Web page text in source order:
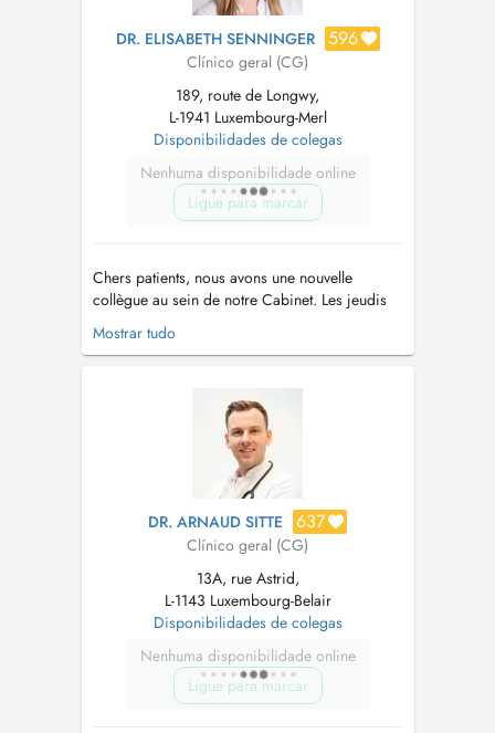
DR. ELISABETH SENNINGER 596
Clínico geral (CG)
189, route de Longwy,
L-1941 Luxembourg-Merl
Disponibilidades de colegas
Nenhuma disponibilidade online
Ligue para marcar
Chers patients, nous avons une nouvelle
collègue au sein de notre Cabinet. Les jeudis
matins, les consultations seront assurées par
Dr. Carmen Barthel. Les prises de rendez-vous
de Dr. Senninger. Dr. Barthel sera aussi
présente les lundis. Les rende...
Mostrar tudo
DR. ARNAUD SITTE 637
Clínico geral (CG)
13A, rue Astrid,
L-1143 Luxembourg-Belair
Disponibilidades de colegas
Nenhuma disponibilidade online
Ligue para marcar